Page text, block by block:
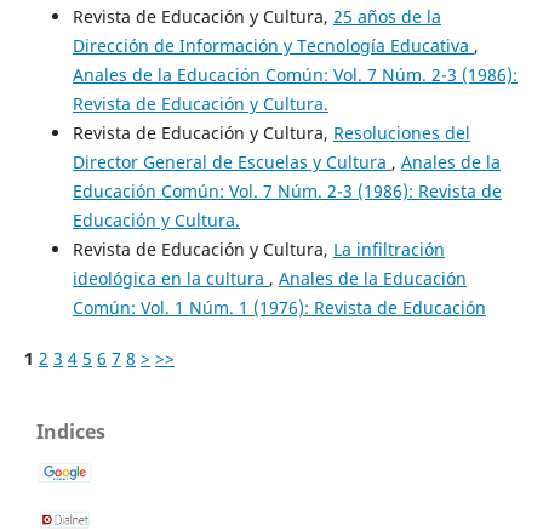
Revista de Educación y Cultura, 25 años de la
Dirección de Información y Tecnología Educativa ,
Anales de la Educación Común: Vol. 7 Núm. 2-3 (1986):
Revista de Educación y Cultura.
Revista de Educación y Cultura, Resoluciones del
Director General de Escuelas y Cultura , Anales de la
Educación Común: Vol. 7 Núm. 2-3 (1986): Revista de
Educación y Cultura.
Revista de Educación y Cultura, La infiltración
ideológica en la cultura , Anales de la Educación
Común: Vol. 1 Núm. 1 (1976): Revista de Educación
1 2 3 4 5 6 7 8 > >>
Indices